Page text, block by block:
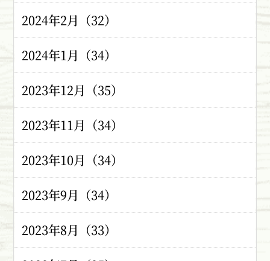
2024年2月（32）
2024年1月（34）
2023年12月（35）
2023年11月（34）
2023年10月（34）
2023年9月（34）
2023年8月（33）